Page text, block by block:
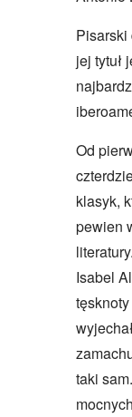
Pisarski
jej tytuł
Od
klasyk,
pewien
Isabel
taki